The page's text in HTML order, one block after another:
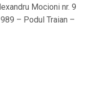
Mocioni nr. 9
– Podul Traian –